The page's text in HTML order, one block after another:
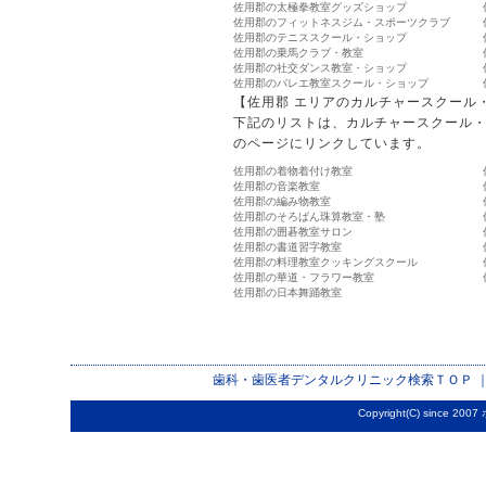
佐用郡の太極拳教室グッズショップ
佐用郡のフィットネスジム・スポーツクラブ
佐用郡のテニススクール・ショップ
佐用郡の乗馬クラブ・教室
佐用郡の社交ダンス教室・ショップ
佐用郡のバレエ教室スクール・ショップ
【佐用郡 エリアのカルチャースクール
下記のリストは、カルチャースクール
のページにリンクしています。
佐用郡の着物着付け教室
佐用郡の音楽教室
佐用郡の編み物教室
佐用郡のそろばん珠算教室・塾
佐用郡の囲碁教室サロン
佐用郡の書道習字教室
佐用郡の料理教室クッキングスクール
佐用郡の華道・フラワー教室
佐用郡の日本舞踊教室
歯科・歯医者デンタルクリニック検索 ＴＯＰ
Copyright(C) since 2007